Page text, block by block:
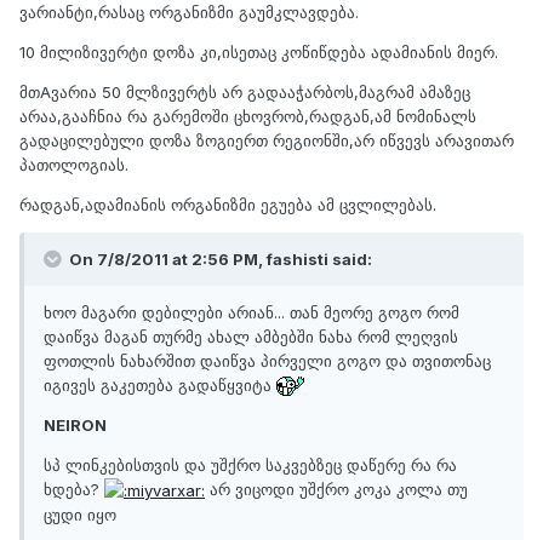
ვარიანტი,რასაც ორგანიზმი გაუმკლავდება.
10 მილიზივერტი დოზა კი,ისეთაც კოწიწდება ადამიანის მიერ.
მთAვარია 50 მლზივერტს არ გადააჭარბოს,მაგრამ ამაზეც
არაა,გააჩნია რა გარემოში ცხოვრობ,რადგან,ამ ნომინალს
გადაცილებული დოზა ზოგიერთ რეგიონში,არ იწვევს არავითარ
პათოლოგიას.
რადგან,ადამიანის ორგანიზმი ეგუება ამ ცვლილებას.
On 7/8/2011 at 2:56 PM, fashisti said:
ხოო მაგარი დებილები არიან... თან მეორე გოგო რომ
დაიწვა მაგან თურმე ახალ ამბებში ნახა რომ ლეღვის
ფოთლის ნახარშით დაიწვა პირველი გოგო და თვითონაც
იგივეს გაკეთება გადაწყვიტა
NEIRON
სპ ლინკებისთვის და უშქრო საკვებზეც დაწერე რა რა
ხდება?
არ ვიცოდი უშქრო კოკა კოლა თუ
ცუდი იყო